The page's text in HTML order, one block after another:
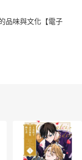
子與三十個同伴的
身分住在瑞士的列寧
像力，梅里杜爾追蹤
歷時約一週的旅程。
選擇列寧緩慢而蹣
了外交權謀、間諜
形態。——《經濟學
醒我們，一九一七年
的事件。——《紐約時
品味與文化【電子